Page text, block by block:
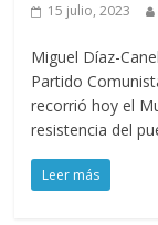
15 julio, 2023
Miguel Díaz-
Partido
recorrió hoy el
resistencia del
Leer más